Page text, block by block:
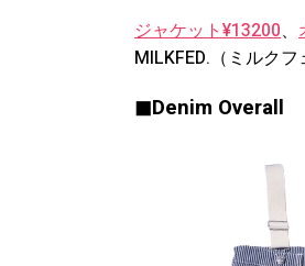
ジャケット¥13200、
MILKFED.（ミルク
◼︎Denim Overall